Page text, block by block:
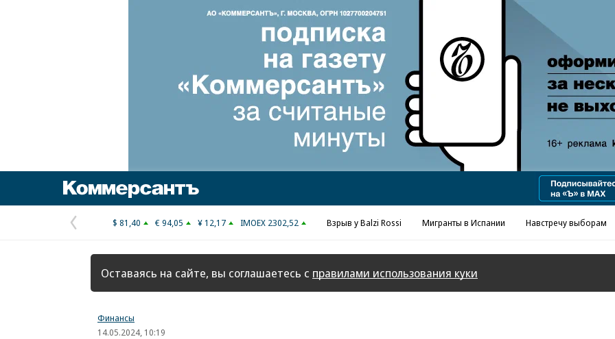
Реклама в «Ъ» www.kommersant.ru/ad
Предыдущая
страница
$ 81,40 € 94,05 ¥ 12,17 IMOEX 2302,52 Взрыв у Balzi Rossi Мигранты в Испании Навстречу выборам
Оставаясь на сайте, вы соглашаетесь с правилами использования куки
Финансы
14.05.2024, 10:19